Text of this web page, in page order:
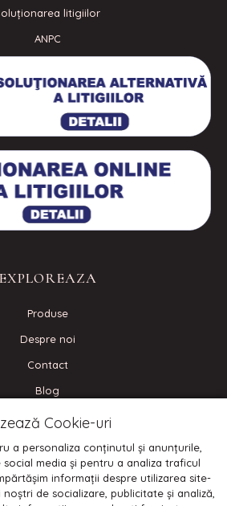
litigiilor
ANPC
EXPLOREAZA
Produse
Despre noi
Contact
Blog
TE
Cookie-uri
a personaliza conținutul și anunțurile,
media și pentru a analiza traficul
informații despre utilizarea site-
de socializare, publicitate și analiză,